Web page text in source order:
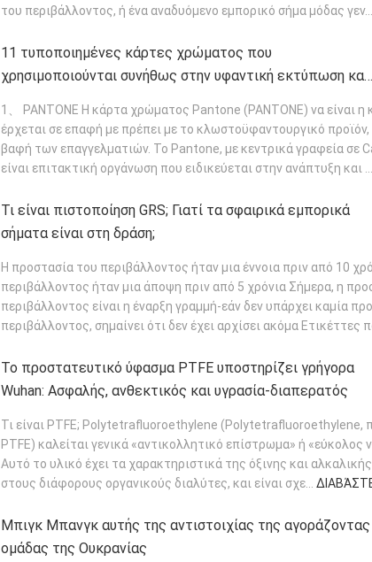
του περιβάλλοντος, ή ένα αναδυόμενο εμπορικό σήμα μόδας γεν...
11 τυποποιημένες κάρτες χρώματος που
χρησιμοποιούνται συνήθως στην υφαντική εκτύπωση και
1、 PANTONE Η κάρτα χρώματος Pantone (PANTONE) να είναι
έρχεται σε επαφή με πρέπει με το κλωστοϋφαντουργικό
βαφή των επαγγελματιών. Το Pantone, με κεντρικά γραφεία σε
είναι επιτακτική οργάνωση που ειδικεύεται στην ανάπτυξη και ...
Τι είναι πιστοποίηση GRS; Γιατί τα σφαιρικά εμπορικά
σήματα είναι στη δράση;
Η προστασία του περιβάλλοντος ήταν μια έννοια πριν από 10
περιβάλλοντος ήταν μια άποψη πριν από 5 χρόνια Σήμερα, η
περιβάλλοντος είναι η έναρξη γραμμή-εάν δεν υπάρχει καμία
περιβάλλοντος, σημαίνει ότι δεν έχει αρχίσει ακόμα Ετικέττες
Το προστατευτικό ύφασμα PTFE υποστηρίζει γρήγορα
Wuhan: Ασφαλής, ανθεκτικός και υγρασία-διαπερατός
Τι είναι PTFE; Polytetrafluoroethylene (Polytetrafluoroethylene,
PTFE) καλείται γενικά «αντικολλητικό επίστρωμα» ή «εύκολος
Αυτό το υλικό έχει τα χαρακτηριστικά της όξινης και
στους διάφορους οργανικούς διαλύτες, και είναι σχε...
Μπιγκ Μπανγκ αυτής της αντιστοιχίας της αγοράζοντας
ομάδας της Ουκρανίας